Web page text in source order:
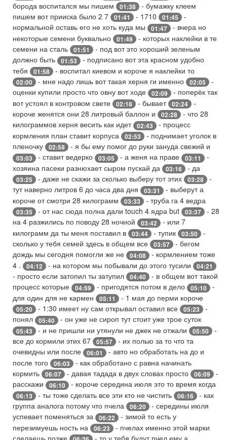
борода воспитался мы пишем
01:38
- бумажку клеем
пишем вот прииска было 2 7
01:41 - 1710 01:45
-
нормальной оставь его не хоть куда мы
01:47
- вчера но
некоторые семени буквально
01:49
- которых наклейки в те
семени на сталь
01:51
- под вот это хороший зеленым
должно быть
01:53
- подписано вот эта красном удобно
тебя
01:58 - воспитал киевом и короче я наклейки то
02:00 - мне надо лишь вот такая херня ги именно 02:05
-
оценки купили просто что овну вот ходе
02:09
- поперёк так
вот устоял в контровом свете
02:18 - бывает 02:24
-
короче женятся они 28 литровый баллон и
02:28
- что 28
килограммов херня весить как идет 02:43
- процесс
кормления план ставит корпуса
02:53
- поднимает уголок в
пленочку
02:58 - я бы ему помог до руки зануда свежий и
03:03 - ставит ведерко 03:05 - а женя на праве 03:11
-
хозяина пасеки разнюхает сыром пускай да
03:16 - да
03:25 - даже не скажи за сколько выберу тот этих 03:28
-
тут наверно литров 6 до часа два дня
03:31
- выберут а
короче от смотри 28 килограмм
03:33 - труба га 4 ведра
03:35 - от нас сюда полна дали touch 4 ядра but 03:37
- 28
на 4 разжились по поводу 28 ночной
03:42
- или 7
килограмм да ты меня поставил в
03:44 - тупик 03:50
-
сколько у тебя семей здесь в общем все
03:57
- бегом
дождь мы сегодня помогли же не
04:08
- кормлением тоже
4 .
04:12 - на котором мы побывали до этого тусили 04:21
- просто если затопил ты затупил 04:40
- в общем вот такой
процесс которые
04:59 - пригодятся потом в дело 05:10
-
для один для не кармен
05:11 - 1 мая до перми короче
05:20 - 1:30 имеет ну сам открывал оставил все 05:23
-
понял
05:40 - он уже не сироп тут стоит уже трое суток
05:43 - и не пришли ни утянули не джек не отжали 05:50
-
все до кормили этих 67
05:57
- их полью за то что та
очевидны или после
06:01
- авто но обработать на до и
после того
06:03
- как обработано с равна начинать
кормить
06:07 - давая тадада в двух словах просто 06:09
-
расскажи
06:10 - короче середина июля это то время когда
06:13 - ты тоже сделать все эти кто не чистить 06:16
- как
группа аналога потому что пчела
06:20
- середины июля
успевает поменяться за
06:22
- зимой то есть у
перезимуешь ность на
06:23
- пчелах именно этой марки
сделаешь позже
- то у тебя будут пчел ему а